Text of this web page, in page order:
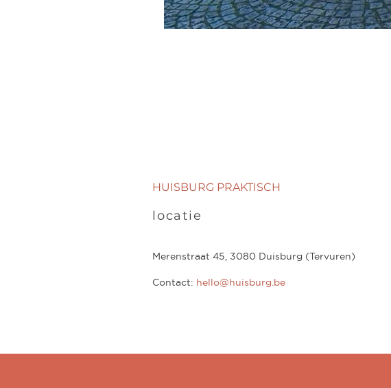
HUISBURG PRAKTISCH
locatie
Merenstraat 45, 3080 Duisburg (Tervuren)
Contact: hello@huisburg.be